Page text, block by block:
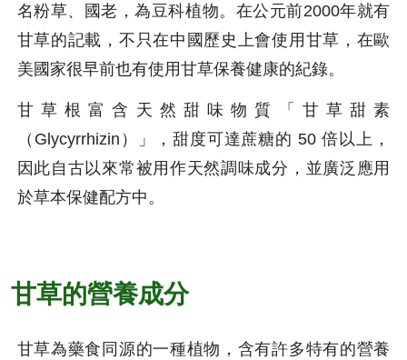
名粉草、國老，為豆科植物。在公元前2000年就有
甘草的記載，不只在中國歷史上會使用甘草，在歐
美國家很早前也有使用甘草保養健康的紀錄。
甘草根富含天然甜味物質「甘草甜素
（Glycyrrhizin）」，甜度可達蔗糖的 50 倍以上，
因此自古以來常被用作天然調味成分，並廣泛應用
於草本保健配方中。
甘草的營養成分
甘草為藥食同源的一種植物，含有許多特有的營養